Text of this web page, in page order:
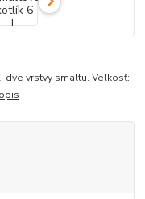
dve vrstvy smaltu. Veľkosť: